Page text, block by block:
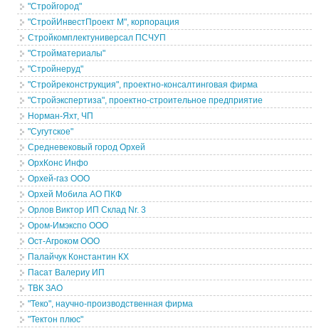
"Стройгород"
"СтройИнвестПроект М", корпорация
Стройкомплектуниверсал ПСЧУП
"Стройматериалы"
"Стройнеруд"
"Стройреконструкция", проектно-консалтинговая фирма
"Стройэкспертиза", проектно-строительное предприятие
Норман-Яхт, ЧП
"Сугутское"
Средневековый город Орхей
ОрхКонс Инфо
Орхей-газ ООО
Орхей Мобила АО ПКФ
Орлов Виктор ИП Склад Nr. 3
Ором-Имэкспо ООО
Ост-Агроком ООО
Палайчук Константин КХ
Пасат Валериу ИП
ТВК ЗАО
"Теко", научно-производственная фирма
"Тектон плюс"